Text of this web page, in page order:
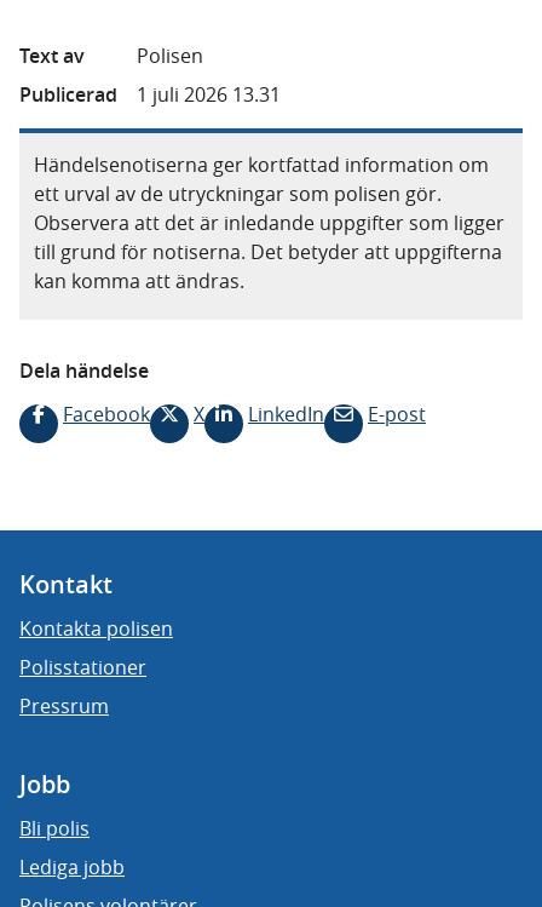
Text av
Polisen
Publicerad
1 juli 2026 13.31
Händelsenotiserna ger kortfattad information om
ett urval av de utryckningar som polisen gör.
Observera att det är inledande uppgifter som ligger
till grund för notiserna. Det betyder att uppgifterna
kan komma att ändras.
Dela händelse
Facebook
X LinkedIn E-post
Kontakt
Kontakta polisen
Polisstationer
Pressrum
Jobb
Bli polis
Lediga jobb